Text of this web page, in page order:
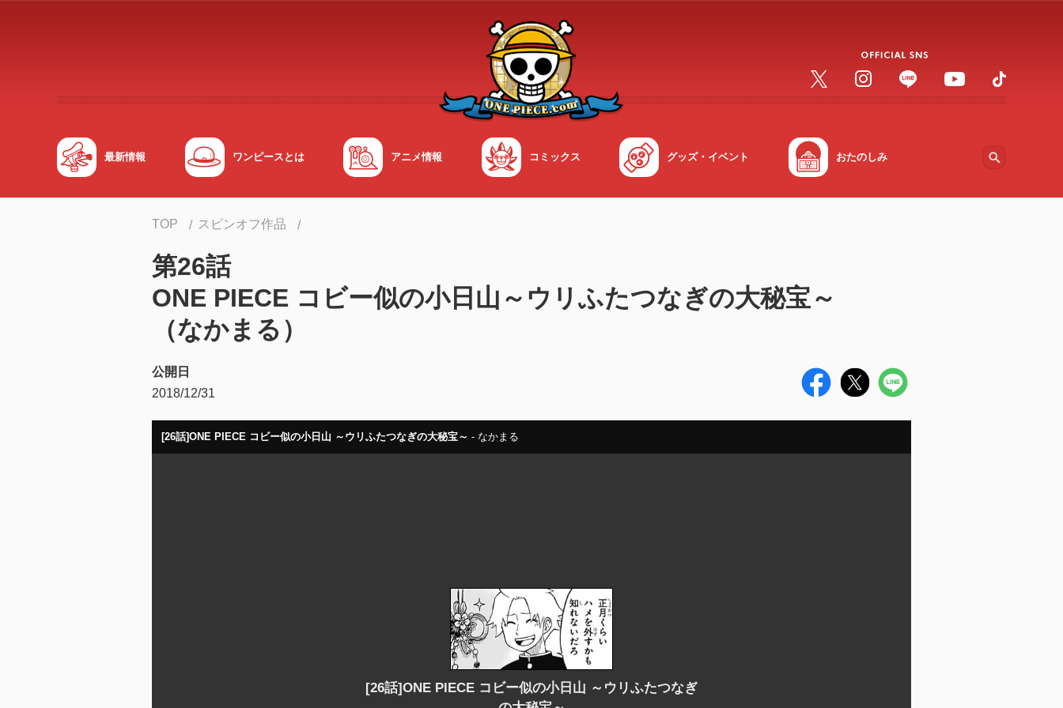
最新情報 ワンピースとは アニメ情報 コミックス グッズ・イベント おたのしみ
TOP スピンオフ作品
第26話
ONE PIECE コビー似の小日山～ウリふたつなぎの大秘宝～
（なかまる）
公開日
2018/12/31